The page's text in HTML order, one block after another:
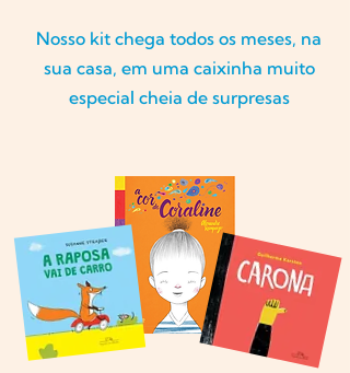
Nosso kit chega todos os meses, na
sua casa, em uma caixinha muito
especial cheia de surpresas